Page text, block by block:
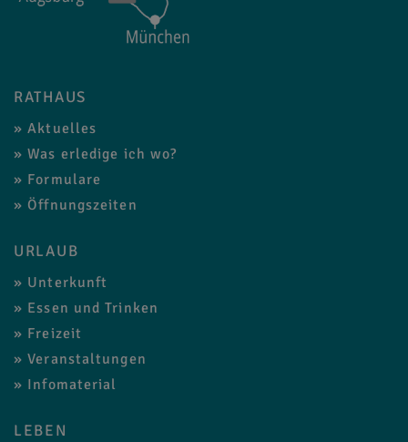
RATHAUS
Aktuelles
Was erledige ich wo?
Formulare
Öffnungszeiten
URLAUB
Unterkunft
Essen und Trinken
Freizeit
Veranstaltungen
Infomaterial
LEBEN